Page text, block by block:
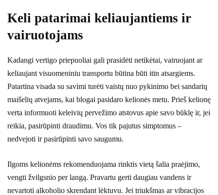
Keli patarimai keliaujantiems ir
vairuotojams
Kadangi vertigo priepuoliai gali prasidėti netikėtai, vairuojant ar
keliaujant visuomeniniu transportu būtina būti itin atsargiems.
Patartina visada su savimi turėti vaistų nuo pykinimo bei sandarių
maišelių atvejams, kai blogai pasidaro kelionės metu. Prieš kelionę
verta informuoti keleivių pervežimo atstovus apie savo būklę ir, jei
reikia, pasirūpinti draudimu. Vos tik pajutus simptomus –
nedvejoti ir pasirūpinti savo saugumu.
Ilgoms kelionėms rekomenduojama rinktis vietą šalia praėjimo,
vengti žvilgsnio per langą. Pravartu gerti daugiau vandens ir
nevartoti alkoholio skrendant lėktuvu. Jei triukšmas ar vibracijos